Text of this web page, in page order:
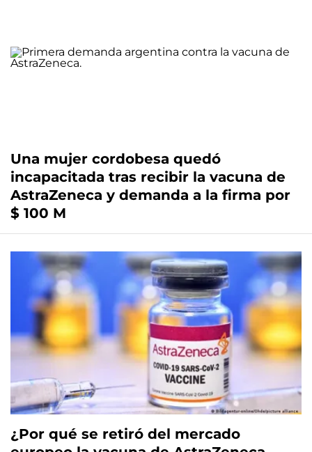
Una mujer cordobesa quedó
incapacitada tras recibir la vacuna de
AstraZeneca y demanda a la firma por
$ 100 M
¿Por qué se retiró del mercado